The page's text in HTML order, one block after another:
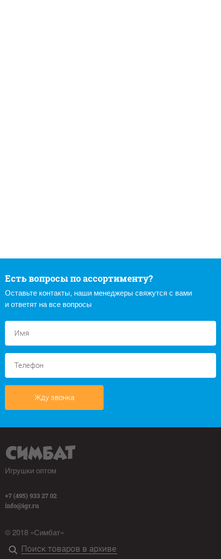
Есть вопросы по ассортименту?
Оставьте контакты, наши менеджеры свяжутся с вами
и ответят на все вопросы
Жду звонка
Игрушки оптом
+7 (495) 933 27 02
info@igr.ru
© 2018 «Симбат»